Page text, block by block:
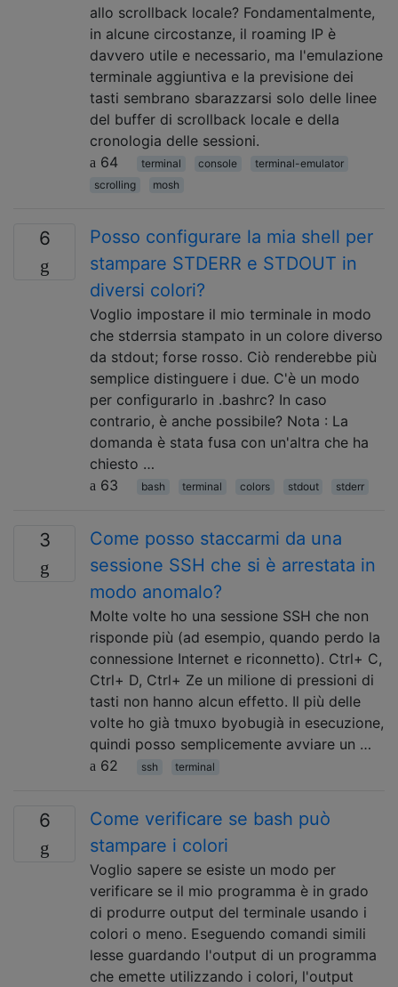
allo scrollback locale? Fondamentalmente,
in alcune circostanze, il roaming IP è
davvero utile e necessario, ma l'emulazione
terminale aggiuntiva e la previsione dei
tasti sembrano sbarazzarsi solo delle linee
del buffer di scrollback locale e della
cronologia delle sessioni.
64
terminal console
terminal-emulator
scrolling
mosh
6
Posso configurare la mia shell per
stampare STDERR e STDOUT in
diversi colori?
Voglio impostare il mio terminale in modo
che stderrsia stampato in un colore diverso
da stdout; forse rosso. Ciò renderebbe più
semplice distinguere i due. C'è un modo
per configurarlo in .bashrc? In caso
contrario, è anche possibile? Nota : La
domanda è stata fusa con un'altra che ha
chiesto …
63
bash terminal colors stdout stderr
3
Come posso staccarmi da una
sessione SSH che si è arrestata in
modo anomalo?
Molte volte ho una sessione SSH che non
risponde più (ad esempio, quando perdo la
connessione Internet e riconnetto). Ctrl+ C,
Ctrl+ D, Ctrl+ Ze un milione di pressioni di
tasti non hanno alcun effetto. Il più delle
volte ho già tmuxo byobugià in esecuzione,
quindi posso semplicemente avviare un …
62
ssh terminal
6
Come verificare se bash può
stampare i colori
Voglio sapere se esiste un modo per
verificare se il mio programma è in grado
di produrre output del terminale usando i
colori o meno. Eseguendo comandi simili
lesse guardando l'output di un programma
che emette utilizzando i colori, l'output